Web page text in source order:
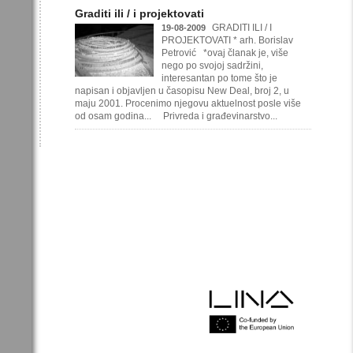
Graditi ili / i projektovati
19-08-2009
GRADITI ILI / I
PROJEKTOVATI * arh. Borislav
Petrović *ovaj članak je, više
nego po svojoj sadržini,
interesantan po tome što je
napisan i objavljen u časopisu New Deal, broj 2, u
maju 2001. Procenimo njegovu aktuelnost posle više
od osam godina... Privreda i građevinarstvo...